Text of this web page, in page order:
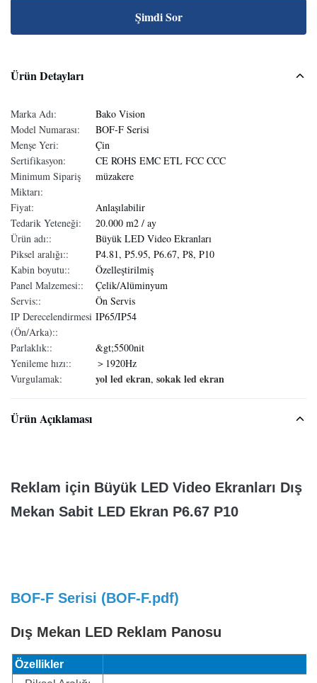
Şimdi Sor
Ürün Detayları
Marka Adı:
Bako Vision
Model Numarası:
BOF-F Serisi
Menşe Yeri:
Çin
Sertifikasyon:
CE ROHS EMC ETL FCC CCC
Minimum Sipariş
Miktarı:
müzakere
Fiyat:
Anlaşılabilir
Tedarik Yeteneği:
20.000 m2 / ay
Ürün adı::
Büyük LED Video Ekranları
Piksel aralığı::
P4.81, P5.95, P6.67, P8, P10
Kabin boyutu::
Özelleştirilmiş
Panel Malzemesi::
Çelik/Alüminyum
Servis::
Ön Servis
IP Derecelendirmesi
(Ön/Arka)::
IP65/IP54
Parlaklık::
&gt;5500nit
Yenileme hızı::
＞1920Hz
Vurgulamak:
yol led ekran, sokak led ekran
Ürün Açıklaması
Reklam için Büyük LED Video Ekranları Dış
Mekan Sabit LED Ekran P6.67 P10
BOF-F Serisi (BOF-F.pdf)
Dış Mekan LED Reklam Panosu
Özellikler